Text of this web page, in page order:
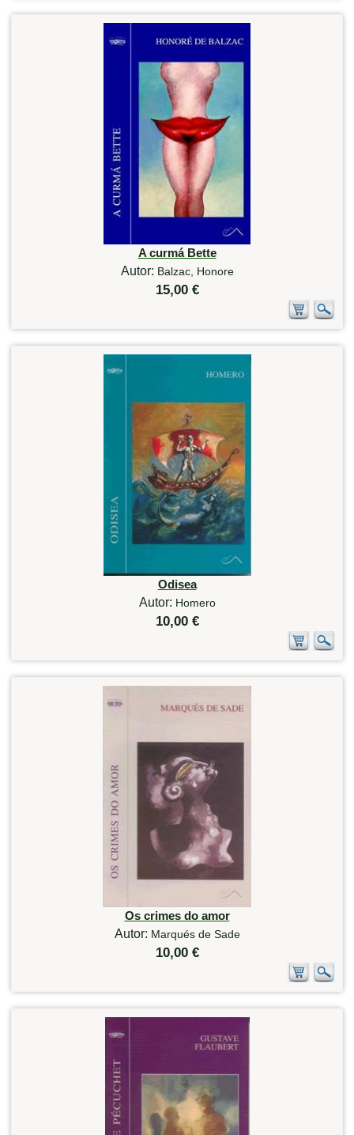
A curmá Bette
Autor: Balzac, Honore
15,00 €
Odisea
Autor: Homero
10,00 €
Os crimes do amor
Autor: Marqués de Sade
10,00 €